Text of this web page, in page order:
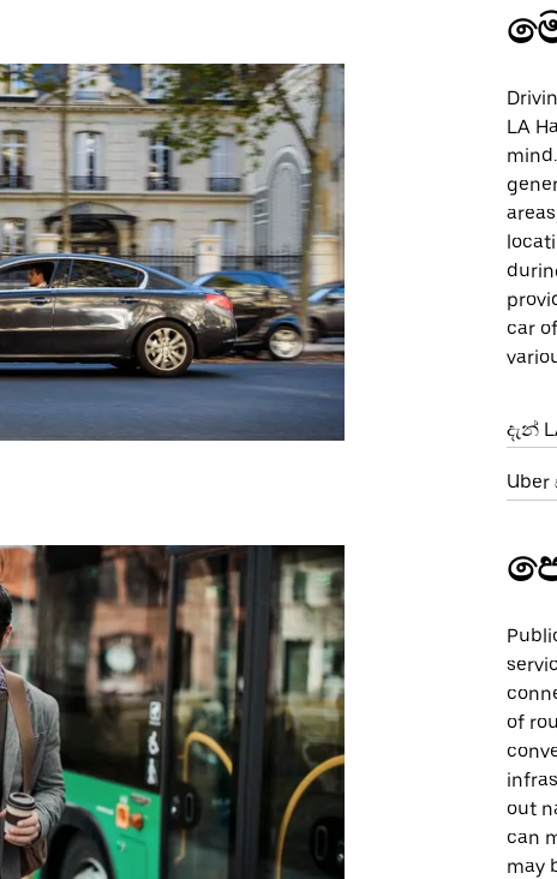
LA
car
දැන්
of
out
can
may